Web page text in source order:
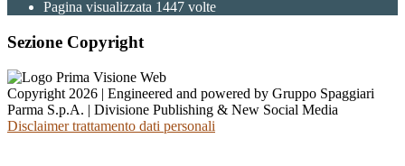
Pagina visualizzata 1447 volte
Sezione Copyright
Copyright 2026 | Engineered and powered by Gruppo Spaggiari
Parma S.p.A. | Divisione Publishing & New Social Media
Disclaimer trattamento dati personali